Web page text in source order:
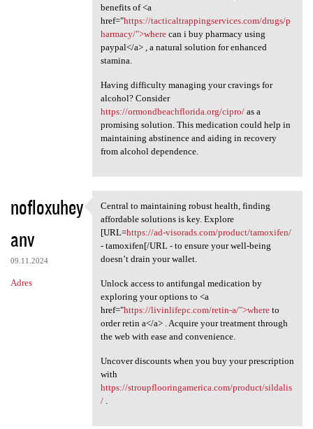
benefits of <a
href="https://tacticaltrappingservices.com/drugs/p
harmacy/">wherecan i buy pharmacy using
paypal</a> , a natural solution for enhanced
stamina.
Having difficulty managing your cravings for
alcohol? Consider
https://ormondbeachflorida.org/cipro/as a
promising solution. This medication could help in
maintaining abstinence and aiding in recovery
from alcohol dependence.
nofloxuhey
anv
09.11.2024
Adres
Central to maintaining robust
Central to maintaining robust health, finding
affordable solutions is key. Explore
[URL=https://ad-visorads.com/product/tamoxifen/
- tamoxifen[/URL - to ensure your well-being
doesn’t drain your wallet.
Unlock access to antifungal medication by
exploring your options to <a
href="https://livinlifepc.com/retin-a/">whereto
order retin a</a> . Acquire your treatment through
the web with ease and convenience.
Uncover discounts when you buy your prescription
with
https://stroupflooringamerica.com/product/sildalis
/.